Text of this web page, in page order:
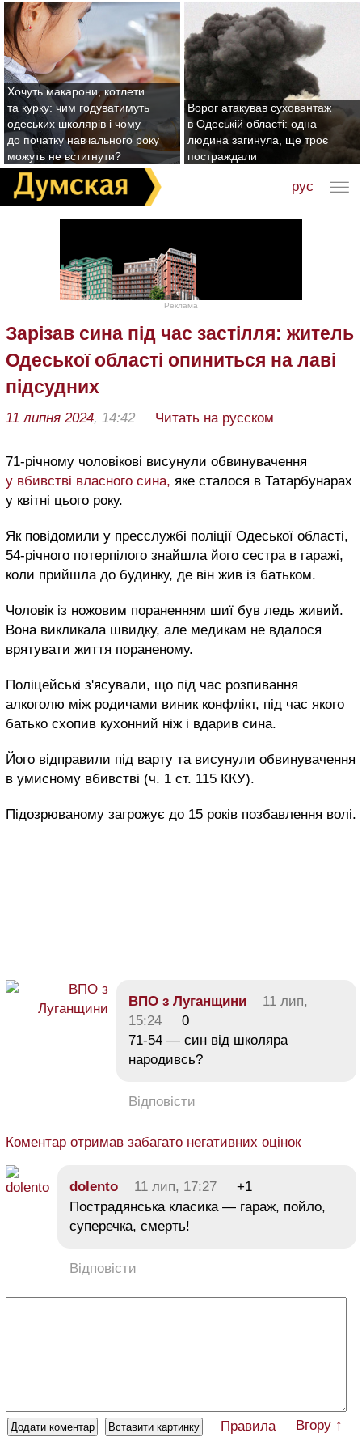
Хочуть макарони, котлети
та курку: чим годуватимуть
одеських школярів і чому
до початку навчального року
можуть не встигнути?
Ворог атакував суховантаж
в Одеській області: одна
людина загинула, ще троє
постраждали
рус
Реклама
Зарізав сина під час застілля: житель
Одеської області опиниться на лаві
підсудних
11 липня 2024, 14:42 Читать на русском
71-річному чоловікові висунули обвинувачення
у вбивстві власного сина, яке сталося в Татарбунарах
у квітні цього року.
Як повідомили у пресслужбі поліції Одеської області,
54-річного потерпілого знайшла його сестра в гаражі,
коли прийшла до будинку, де він жив із батьком.
Чоловік із ножовим пораненням шиї був ледь живий.
Вона викликала швидку, але медикам не вдалося
врятувати життя пораненому.
Поліцейські з'ясували, що під час розпивання
алкоголю між родичами виник конфлікт, під час якого
батько схопив кухонний ніж і вдарив сина.
Його відправили під варту та висунули обвинувачення
в умисному вбивстві (ч. 1 ст. 115 ККУ).
Підозрюваному загрожує до 15 років позбавлення волі.
ВПО з Луганщини
11 лип,
15:24
0
71-54 — син від школяра
народивсь?
Відповісти
Коментар отримав забагато негативних оцінок
dolento 11 лип, 17:27
+1
Пострадянська класика — гараж, пойло,
суперечка, смерть!
Відповісти
Правила Вгору ↑